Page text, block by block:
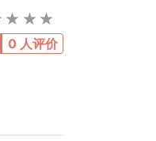
0 人评价